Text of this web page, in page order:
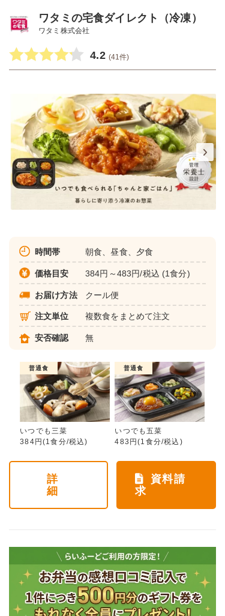
ワタミの宅食ダイレクト（冷凍）
ワタミ株式会社
4.2 (41件)
時間帯 朝食、昼食、夕食
価格目安 384円～483円/税込 (1食分)
お届け方法 クール便
注文単位 複数食をまとめて注文
安否確認 無
普通食
いつでも三菜
384円(1食分/税込)
普通食
いつでも五菜
483円(1食分/税込)
詳
細
資料請
求